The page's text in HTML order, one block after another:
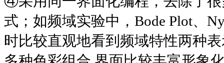
式；如频域实验中， Bode Plot、
时比较直观地看到频域特性两种